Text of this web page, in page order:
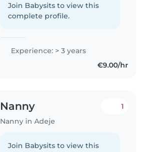
Join Babysits to view this
complete profile.
Experience: > 3 years
€9.00/hr
Nanny
Nanny in Adeje
1
Join Babysits to view this